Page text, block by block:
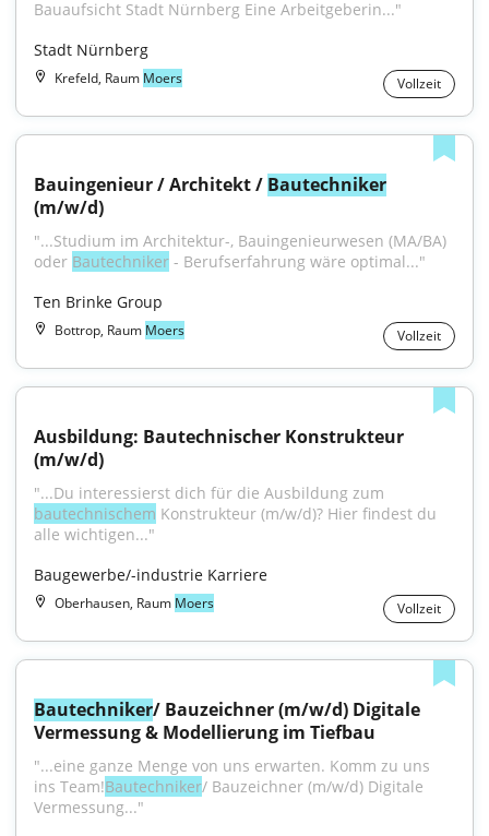
Bauaufsicht Stadt Nürnberg Eine Arbeitgeberin..."
Stadt Nürnberg
Krefeld, Raum Moers Vollzeit
Bauingenieur / Architekt / Bautechniker
(m/w/d)
"...Studium im Architektur-, Bauingenieurwesen (MA/BA)
oder Bautechniker - Berufserfahrung wäre optimal..."
Ten Brinke Group
Bottrop, Raum Moers Vollzeit
Ausbildung: Bautechnischer Konstrukteur
(m/w/d)
bautechnischem Konstrukteur (m/w/d)? Hier findest du
alle wichtigen..."
Baugewerbe/-industrie Karriere
Oberhausen, Raum Moers Vollzeit
Bautechniker/ Bauzeichner (m/w/d) Digitale
Vermessung & Modellierung im Tiefbau
"...eine ganze Menge von uns erwarten. Komm zu uns
ins Team!Bautechniker/ Bauzeichner (m/w/d) Digitale
Vermessung..."